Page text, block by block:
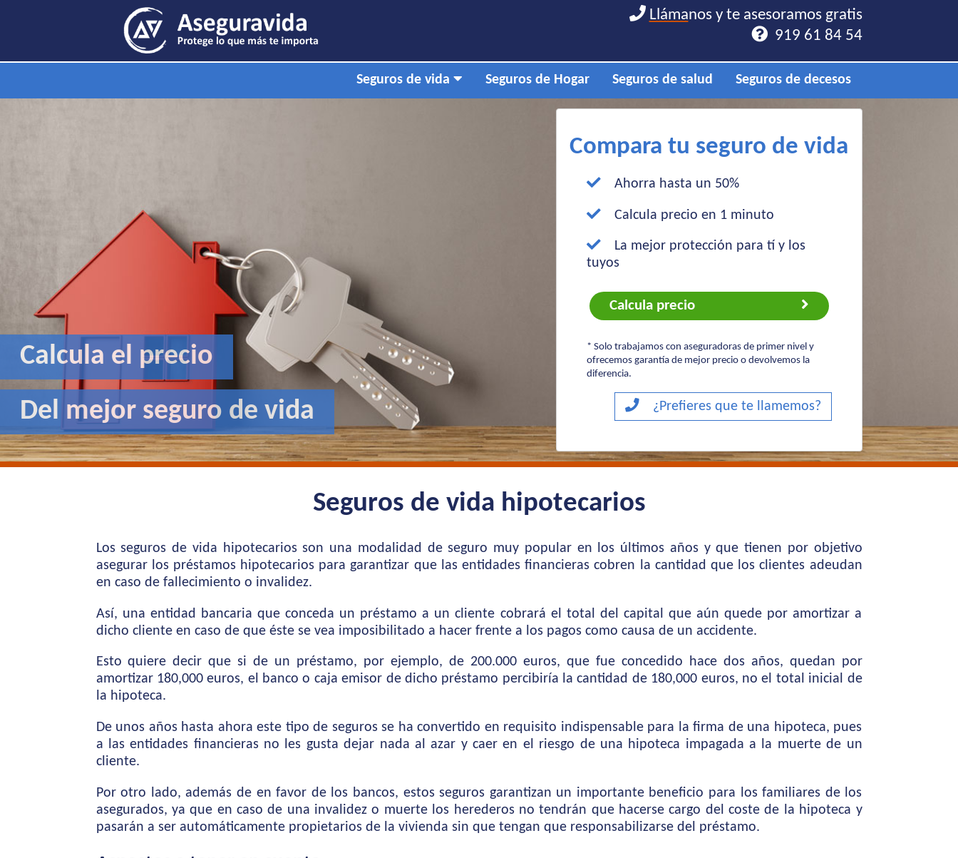
Llámanos y te asesoramos gratis
919 61 84 54
Llámanos y te asesoramos gratis
919 61 84 54
Seguros de decesos
Seguros de salud
Seguros de Hogar
Seguros de vida
Calcula el precio
Del mejor seguro de vida
Compara tu seguro de vida
Ahorra hasta un 50%
Calcula precio en 1 minuto
La mejor protección para tí y los
tuyos
Calcula precio
* Solo trabajamos con aseguradoras de primer nivel y
ofrecemos garantía de mejor precio o devolvemos la
diferencia.
¿Prefieres que te llamemos?
Seguros de vida hipotecarios
Los seguros de vida hipotecarios son una modalidad de seguro muy popular en los últimos años y que tienen por objetivo
asegurar los préstamos hipotecarios para garantizar que las entidades financieras cobren la cantidad que los clientes adeudan
en caso de fallecimiento o invalidez.
Así, una entidad bancaria que conceda un préstamo a un cliente cobrará el total del capital que aún quede por amortizar a
dicho cliente en caso de que éste se vea imposibilitado a hacer frente a los pagos como causa de un accidente.
Esto quiere decir que si de un préstamo, por ejemplo, de 200.000 euros, que fue concedido hace dos años, quedan por
amortizar 180,000 euros, el banco o caja emisor de dicho préstamo percibiría la cantidad de 180,000 euros, no el total inicial de
la hipoteca.
De unos años hasta ahora este tipo de seguros se ha convertido en requisito indispensable para la firma de una hipoteca, pues
a las entidades financieras no les gusta dejar nada al azar y caer en el riesgo de una hipoteca impagada a la muerte de un
cliente.
Por otro lado, además de en favor de los bancos, estos seguros garantizan un importante beneficio para los familiares de los
asegurados, ya que en caso de una invalidez o muerte los herederos no tendrán que hacerse cargo del coste de la hipoteca y
pasarán a ser automáticamente propietarios de la vivienda sin que tengan que responsabilizarse del préstamo.